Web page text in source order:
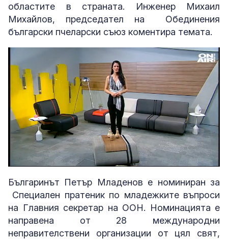
областите в страната. Инженер Михаил
Михайлов, председател на Обединения
български пчеларски съюз коментира темата.
Unmute Loaded :
3.35%
Българинът Петър Младенов е номиниран за
Специален пратеник по младежките въпроси
на Главния секретар на ООН. Номинацията е
направена от 28 международни
неправителствени организации от цял свят,